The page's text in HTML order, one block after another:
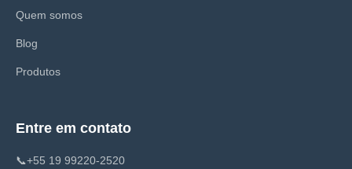
Quem somos
Blog
Produtos
Entre em contato
📞+55 19 99220-2520